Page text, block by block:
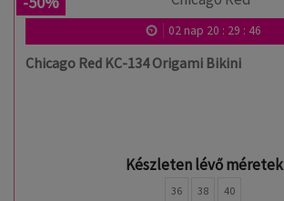
02 nap 20 : 29 : 46
Chicago Red KC-134 Origami Bikini
Készleten lévő méretek
36 38 40